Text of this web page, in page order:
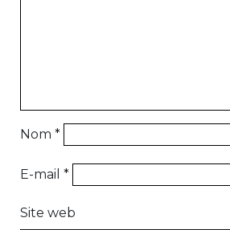
Nom *
E-mail *
Site web